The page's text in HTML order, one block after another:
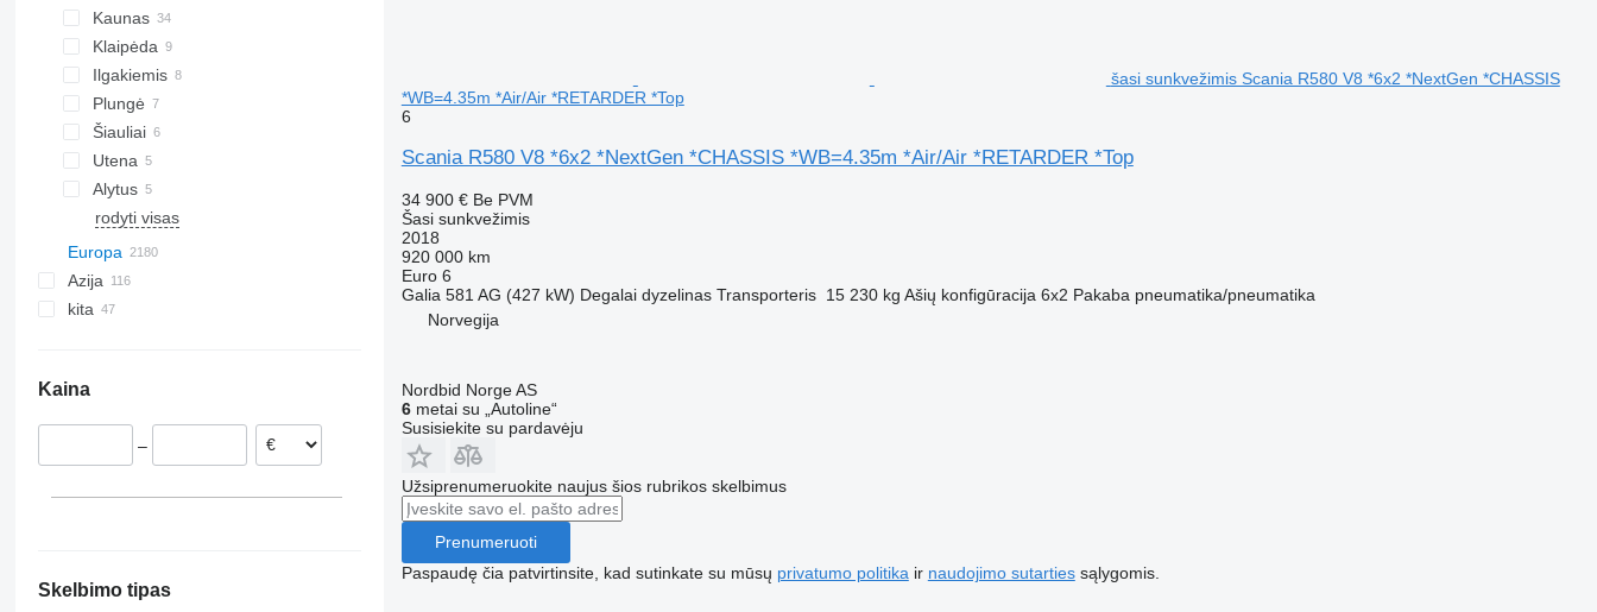
Kaunas
Klaipėda
Ilgakiemis
Plungė
Šiauliai
Utena
Alytus
rodyti visas
Europa
Vokietija
Italija
Portugalija
Nordland
Azija
Uzbekija
Singapūras
kita
Kolumbija
Čilė
Kaina
–
Skelbimo tipas
šasi sunkvežimis Scania R580 V8 *6x2 *NextGen *CHASSIS
*WB=4.35m *Air/Air *RETARDER *Top
6
Scania R580 V8 *6x2 *NextGen *CHASSIS *WB=4.35m *Air/Air *RETARDER *Top
34 900 € Be PVM
Šasi sunkvežimis
2018
920 000 km
Euro 6
Galia 581 AG (427 kW) Degalai dyzelinas Transporteris 15 230 kg Ašių konfigūracija 6x2 Pakaba pneumatika/pneumatika
Norvegija
Nordbid Norge AS
6metai su „Autoline“
Susisiekite su pardavėju
Užsiprenumeruokite naujus šios rubrikos skelbimus
Prenumeruoti
Paspaudę čia patvirtinsite, kad sutinkate su mūsų privatumo politika ir naudojimo sutartiessąlygomis.